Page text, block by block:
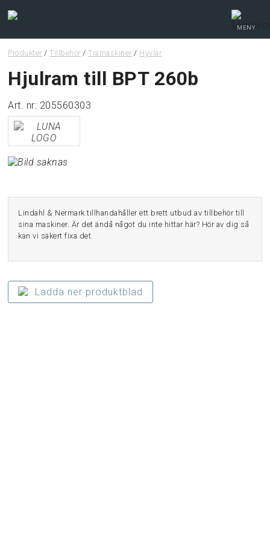
MENY
Webshop
Produkter /Tillbehör /Trämaskiner / Hyvlar
Hjulram till BPT 260b
Art. nr: 205560303
Lindahl & Nermark tillhandahåller ett brett utbud av tillbehör till
sina maskiner. Är det ändå något du inte hittar här? Hör av dig så
kan vi säkert fixa det.
Ladda ner produktblad